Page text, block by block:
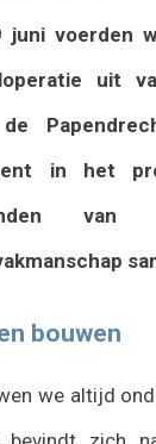
juni voerden
uit
in het
van
bouwen
we altijd